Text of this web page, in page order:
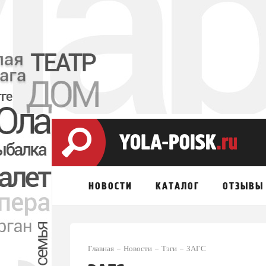
НОВОСТИ КАТАЛОГ ОТЗЫВЫ
Главная Новости Тэги ЗАГС